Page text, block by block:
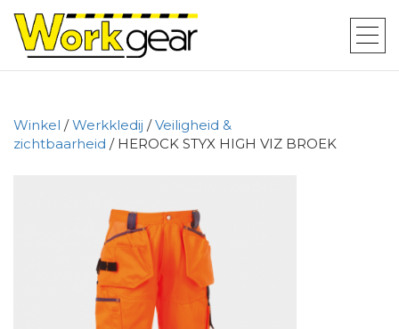
Winkel /Werkkledij /Veiligheid &
zichtbaarheid / HEROCK STYX HIGH VIZ BROEK